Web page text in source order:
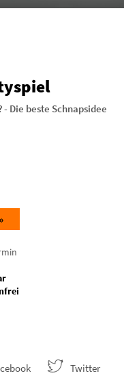
Die beste Schnapsidee
Twitter